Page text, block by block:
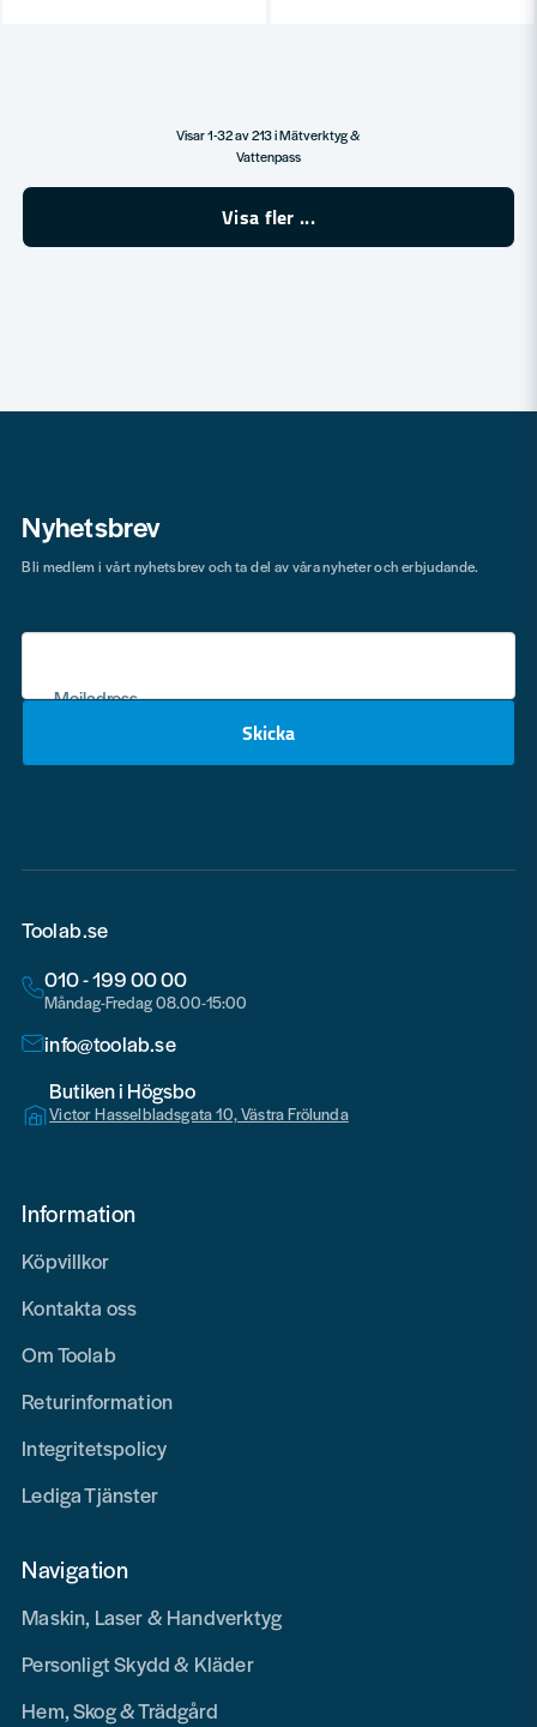
Visar 1-32 av 213 i Mätverktyg &
Vattenpass
Visa fler ...
Nyhetsbrev
Mejladress
Skicka
Bli medlem i vårt nyhetsbrev och ta del av våra nyheter och erbjudande.
Toolab.se
010 - 199 00 00
Måndag-Fredag 08.00-15:00
info@toolab.se
Butiken i Högsbo
Victor Hasselbladsgata 10, Västra Frölunda
Information
Köpvillkor
Kontakta oss
Om Toolab
Returinformation
Integritetspolicy
Lediga Tjänster
Navigation
Maskin, Laser & Handverktyg
Personligt Skydd & Kläder
Hem, Skog & Trädgård